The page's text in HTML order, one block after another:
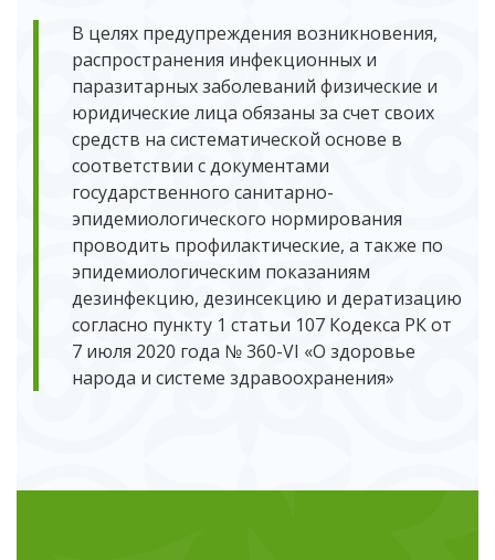
В целях предупреждения возникновения,
распространения инфекционных и
паразитарных заболеваний физические и
юридические лица обязаны за счет своих
средств на систематической основе в
соответствии с документами
государственного санитарно-
эпидемиологического нормирования
проводить профилактические, а также по
эпидемиологическим показаниям
дезинфекцию, дезинсекцию и дератизацию
согласно пункту 1 статьи 107 Кодекса РК от
7 июля 2020 года № 360-VI «О здоровье
народа и системе здравоохранения»